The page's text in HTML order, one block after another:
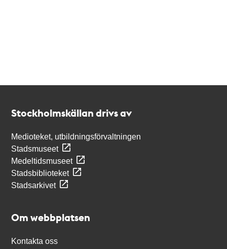
Stockholmskällan drivs av
Medioteket, utbildningsförvaltningen
Stadsmuseet
Medeltidsmuseet
Stadsbiblioteket
Stadsarkivet
Om webbplatsen
Kontakta oss